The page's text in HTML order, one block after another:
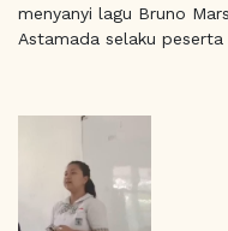
menyanyi lagu Bruno
Astamada selaku